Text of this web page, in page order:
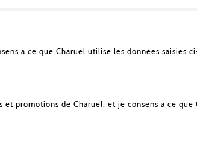
a ce que Charuel utilise les données saisies
promotions de Charuel, et je consens a ce